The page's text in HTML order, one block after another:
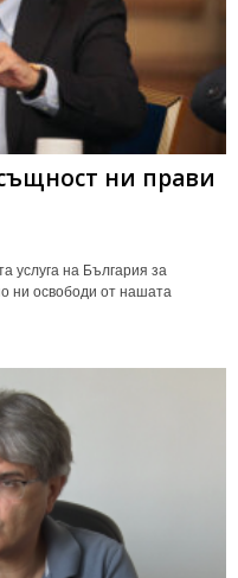
ни прави
услуга на България за
ни освободи от нашата